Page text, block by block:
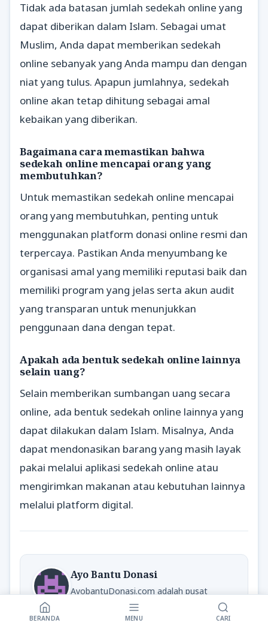
BERANDA MENU CARI
Tidak ada batasan jumlah sedekah online yang
dapat diberikan dalam Islam. Sebagai umat
Muslim, Anda dapat memberikan sedekah
online sebanyak yang Anda mampu dan dengan
niat yang tulus. Apapun jumlahnya, sedekah
online akan tetap dihitung sebagai amal
kebaikan yang diberikan.
Bagaimana cara memastikan bahwa
sedekah online mencapai orang yang
membutuhkan?
Untuk memastikan sedekah online mencapai
orang yang membutuhkan, penting untuk
menggunakan platform donasi online resmi dan
terpercaya. Pastikan Anda menyumbang ke
organisasi amal yang memiliki reputasi baik dan
memiliki program yang jelas serta akun audit
yang transparan untuk menunjukkan
penggunaan dana dengan tepat.
Apakah ada bentuk sedekah online lainnya
selain uang?
Selain memberikan sumbangan uang secara
online, ada bentuk sedekah online lainnya yang
dapat dilakukan dalam Islam. Misalnya, Anda
dapat mendonasikan barang yang masih layak
pakai melalui aplikasi sedekah online atau
mengirimkan makanan atau kebutuhan lainnya
melalui platform digital.
Ayo Bantu Donasi
AyobantuDonasi.com adalah pusat
informasi yang berfokus sepenuhnya pada
donasi, panduan, dan semangat berbagi